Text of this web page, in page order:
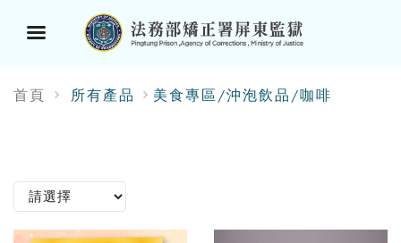
單
鈕
首頁 所有產品 美食專區/沖泡飲品/咖啡